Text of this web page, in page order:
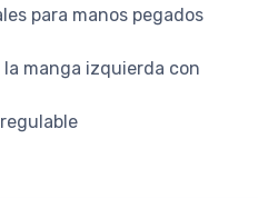
para manos pegados
manga izquierda con